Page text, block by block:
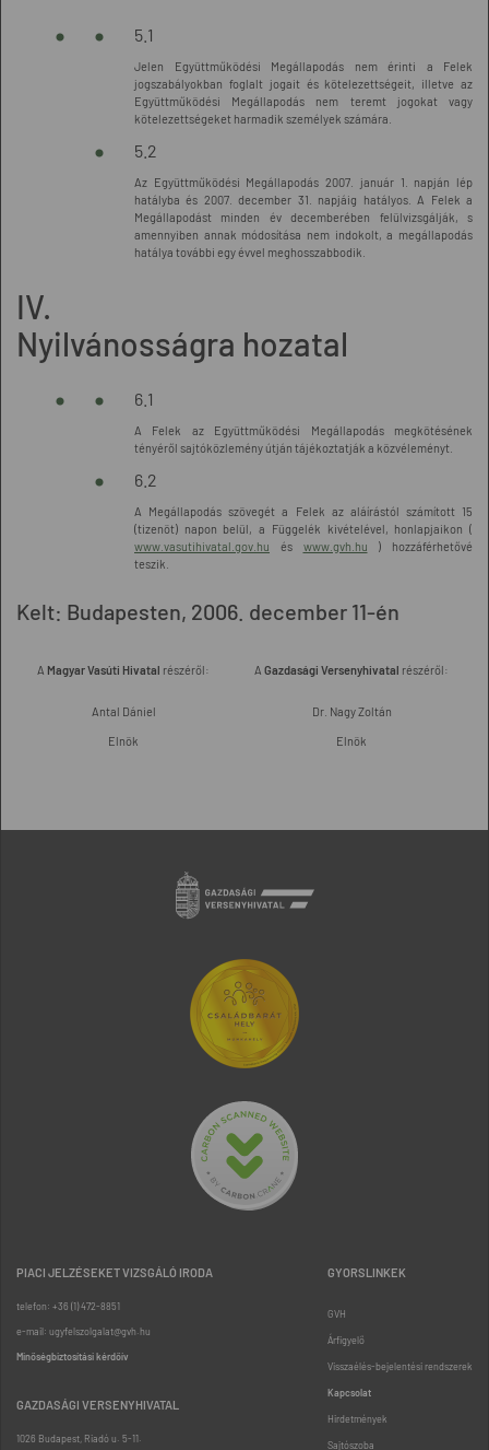
5.1
Jelen Együttműködési Megállapodás nem érinti a Felek
jogszabályokban foglalt jogait és kötelezettségeit, illetve az
Együttműködési Megállapodás nem teremt jogokat vagy
kötelezettségeket harmadik személyek számára.
5.2
Az Együttműködési Megállapodás 2007. január 1. napján lép
hatályba és 2007. december 31. napjáig hatályos. A Felek a
Megállapodást minden év decemberében felülvizsgálják, s
amennyiben annak módosítása nem indokolt, a megállapodás
hatálya további egy évvel meghosszabbodik.
IV.
Nyilvánosságra hozatal
6.1
A Felek az Együttműködési Megállapodás megkötésének
tényéről sajtóközlemény útján tájékoztatják a közvéleményt.
6.2
A Megállapodás szövegét a Felek az aláírástól számított 15
(tizenöt) napon belül, a Függelék kivételével, honlapjaikon (
www.vasutihivatal.gov.hu és www.gvh.hu ) hozzáférhetővé
teszik.
Kelt: Budapesten, 2006. december 11-én
A Magyar Vasúti Hivatal részéről: A Gazdasági Versenyhivatal részéről:
Antal Dániel
Elnök
Dr. Nagy Zoltán
Elnök
PIACI JELZÉSEKET VIZSGÁLÓ IRODA
telefon: +36 (1) 472-8851
e-mail: ugyfelszolgalat@gvh.hu
Minőségbiztosítási kérdőív
GAZDASÁGI VERSENYHIVATAL
1026 Budapest, Riadó u. 5-11.
GYORSLINKEK
GVH
Árfigyelő
Visszaélés-bejelentési rendszerek
Kapcsolat
Hirdetmények
Sajtószoba